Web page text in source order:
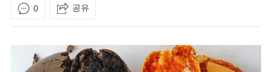
0 공유